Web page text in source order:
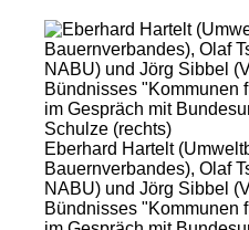
Eberhard Hartelt
Bauernverbandes), Olaf
NABU) und Jörg Sibbel
Bündnisses "Kommunen